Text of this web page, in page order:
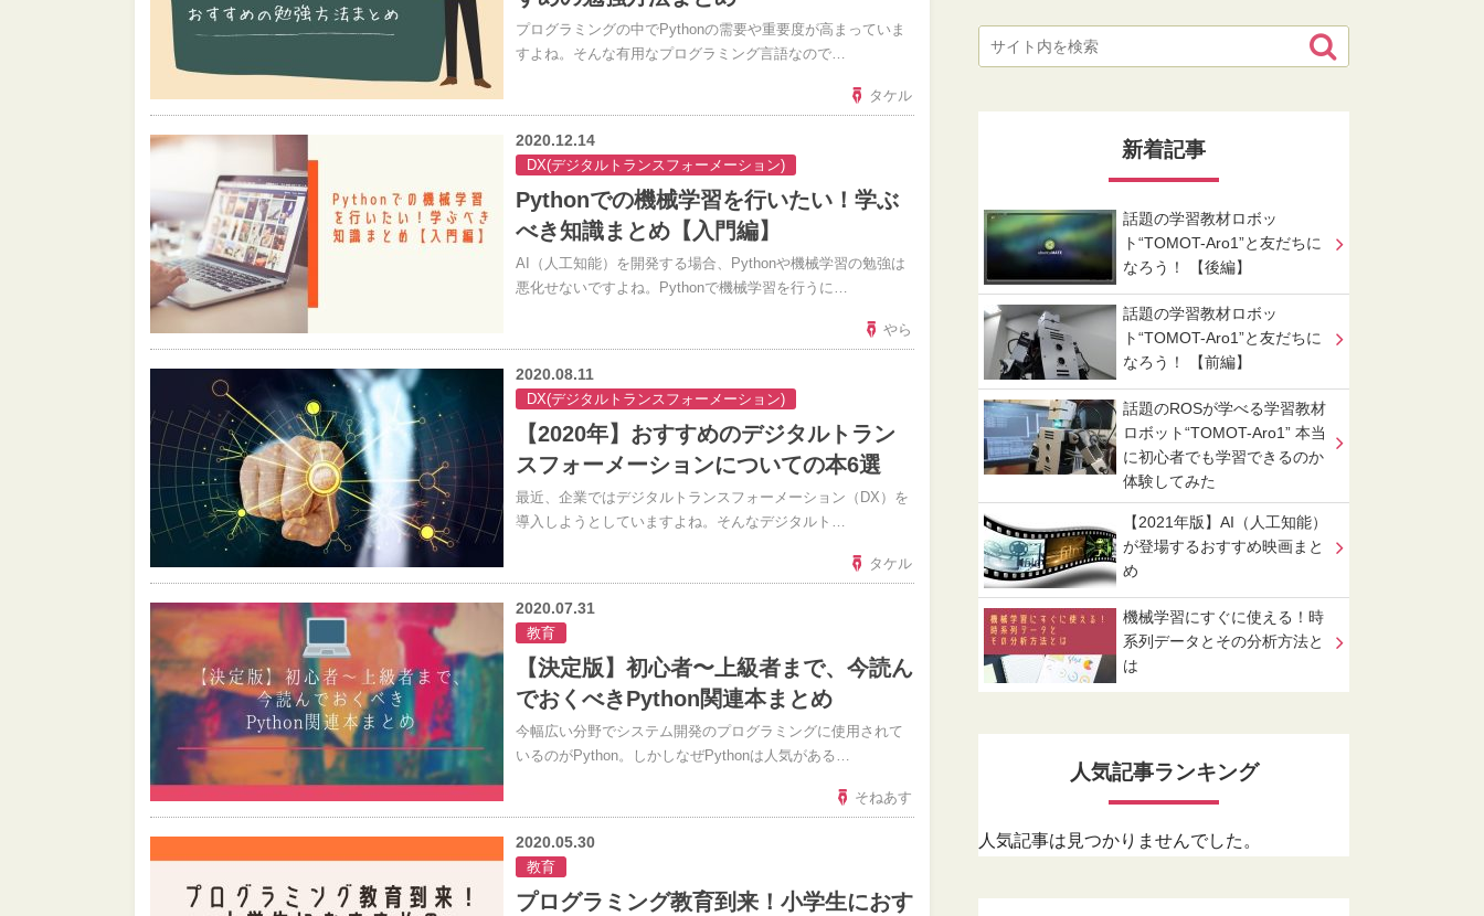
プログラミングの中でPythonの需要や重要度が高まっていま
すよね。そんな有用なプログラミング言語なので…
タケル
2020.12.14
DX(デジタルトランスフォーメーション)
Pythonでの機械学習を行いたい！学ぶ
べき知識まとめ【入門編】
AI（人工知能）を開発する場合、Pythonや機械学習の勉強は
悪化せないですよね。Pythonで機械学習を行うに…
やら
2020.08.11
DX(デジタルトランスフォーメーション)
【2020年】おすすめのデジタルトラン
スフォーメーションについての本6選
最近、企業ではデジタルトランスフォーメーション（DX）を
導入しようとしていますよね。そんなデジタルト…
タケル
2020.07.31
教育
【決定版】初心者〜上級者まで、今読ん
でおくべきPython関連本まとめ
今幅広い分野でシステム開発のプログラミングに使用されて
いるのがPython。しかしなぜPythonは人気がある…
そねあす
2020.05.30
教育
プログラミング教育到来！小学生におす
新着記事
話題の学習教材ロボッ
ト“TOMOT-Aro1”と友だちに
なろう！ 【後編】
話題の学習教材ロボッ
ト“TOMOT-Aro1”と友だちに
なろう！ 【前編】
話題のROSが学べる学習教材
ロボット“TOMOT-Aro1” 本当
に初心者でも学習できるのか
体験してみた
【2021年版】AI（人工知能）
が登場するおすすめ映画まと
め
機械学習にすぐに使える！時
系列データとその分析方法と
は
人気記事ランキング
人気記事は見つかりませんでした。